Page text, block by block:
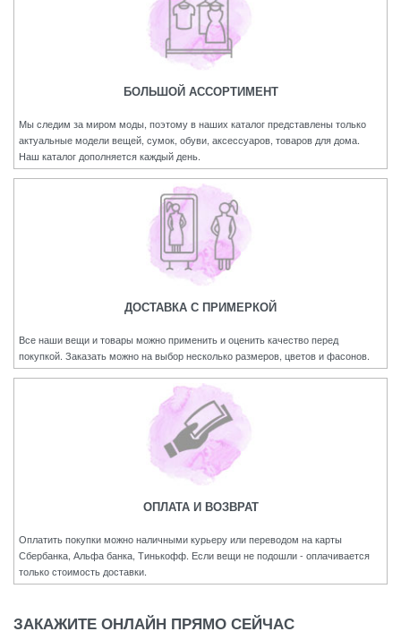
БОЛЬШОЙ АССОРТИМЕНТ
Мы следим за миром моды, поэтому в наших каталог представлены только
актуальные модели вещей, сумок, обуви, аксессуаров, товаров для дома.
Наш каталог дополняется каждый день.
ДОСТАВКА С ПРИМЕРКОЙ
Все наши вещи и товары можно применить и оценить качество перед
покупкой. Заказать можно на выбор несколько размеров, цветов и фасонов.
ОПЛАТА И ВОЗВРАТ
Оплатить покупки можно наличными курьеру или переводом на карты
Сбербанка, Альфа банка, Тинькофф. Если вещи не подошли - оплачивается
только стоимость доставки.
ЗАКАЖИТЕ ОНЛАЙН ПРЯМО СЕЙЧАС